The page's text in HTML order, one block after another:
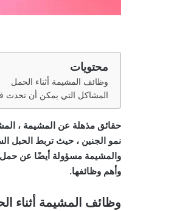
محتويات
وظائف المشيمة أثناء الحمل
المشاكل التي يمكن أن تحدث
حقائق مذهلة عن المشيمة ،
نمو الجنين ، حيث تربط الحبل
وأهم وظائفها.
وظائف المشيمة أثناء